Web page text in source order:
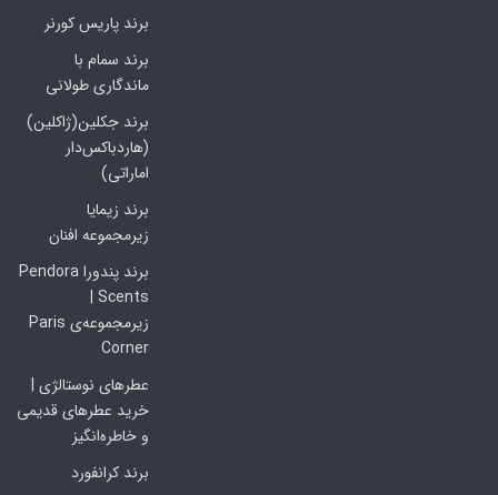
برند پاریس کورنر
برند سمام با
ماندگاری طولانی
برند جکلین(ژاکلین)
(هاردباکس‌دار
اماراتی)
برند زیمایا
زیرمجموعه افنان
برند پندورا Pendora
Scents |
زیرمجموعه‌ی Paris
Corner
عطرهای نوستالژی |
خرید عطرهای قدیمی
و خاطره‌انگیز
برند کرانفورد